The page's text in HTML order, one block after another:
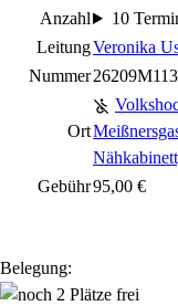
Anzahl
10
LeitungVeronika
Nummer26209M113
Ort
Gebühr95,00 €
Belegung: